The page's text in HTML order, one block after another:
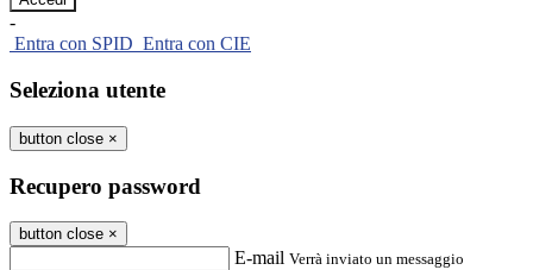
-
Entra con SPID Entra con CIE
Seleziona utente
button close ×
Recupero password
button close ×
E-mail Verrà inviato un messaggio